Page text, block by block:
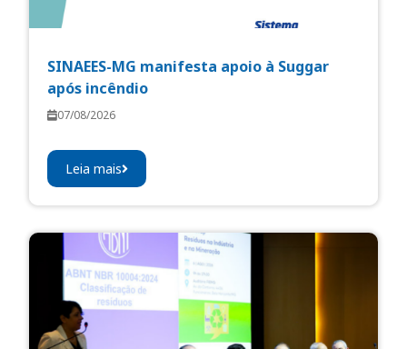
SINAEES-MG manifesta apoio à Suggar
após incêndio
07/08/2026
Leia mais